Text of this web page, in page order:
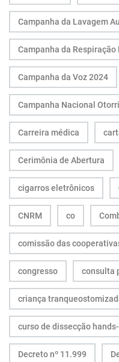
Campanha da Lavagem
Campanha da Respiração
Campanha da Voz 2024
Campanha Nacional
Carreira médica
Cerimônia de Abertura
cigarros eletrônicos
CNRM co
comissão das
congresso consulta
criança
curso de dissecção
Decreto nº 11.999